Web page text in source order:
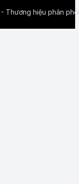
Thương hiệu phân